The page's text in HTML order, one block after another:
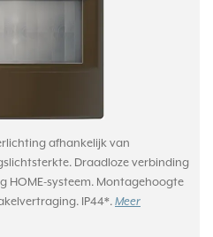
afhankelijk van
Draadloze verbinding
HOME-systeem. Montagehoogte
IP44*. Meer